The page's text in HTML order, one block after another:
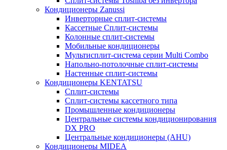
Кондиционеры Zanussi
Инверторные сплит-системы
Кассетные Сплит-системы
Колонные сплит-системы
Мобильные кондиционеры
Мультисплит-система серии Multi Combo
Напольно-потолочные сплит-системы
Настенные сплит-системы
Кондиционеры KENTATSU
Сплит-системы
Сплит-системы кассетного типа
Промышленные кондиционеры
Центральные системы кондиционирования
DX PRO
Центральные кондиционеры (AHU)
Кондиционеры MIDEA